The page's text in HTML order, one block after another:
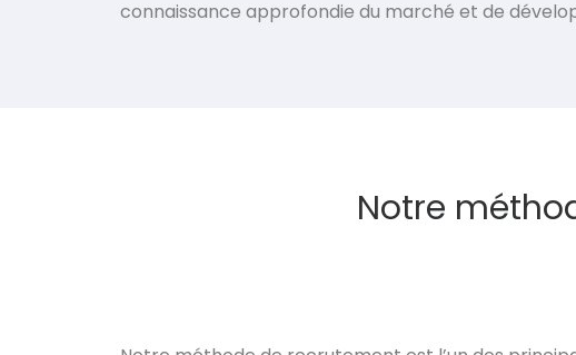
connaissance approfondie du marché et de
Notre